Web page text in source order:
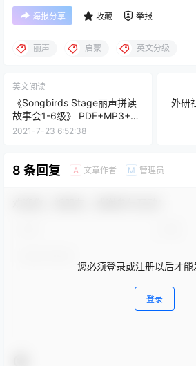
海报分享 收藏 举报
丽声 启蒙 英文分级
英文阅读
《Songbirds Stage丽声拼读
故事会1-6级》 PDF+MP3+白
板软件+课件
2021-7-23 6:52:38
外研
8 条回复 A 文章作者 M 管理员
您必须登录或注册以后才能
登录